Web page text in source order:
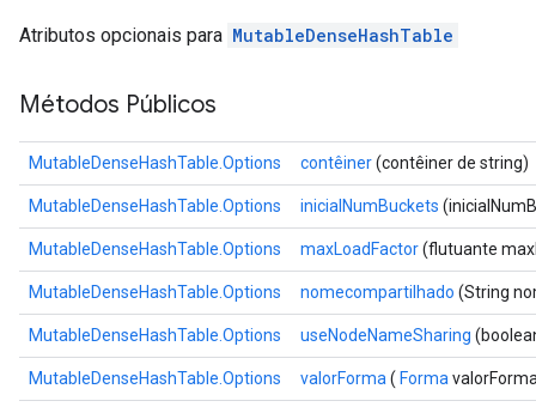
Atributos opcionais para MutableDenseHashTable
Métodos Públicos
MutableDenseHashTable.Options contêiner(contêiner de string)
MutableDenseHashTable.Options inicialNumBuckets
MutableDenseHashTable.Options maxLoadFactor(flutuante
MutableDenseHashTable.Options nomecompartilhado (String
MutableDenseHashTable.Options useNodeNameSharing
MutableDenseHashTable.Options valorForma ( Forma